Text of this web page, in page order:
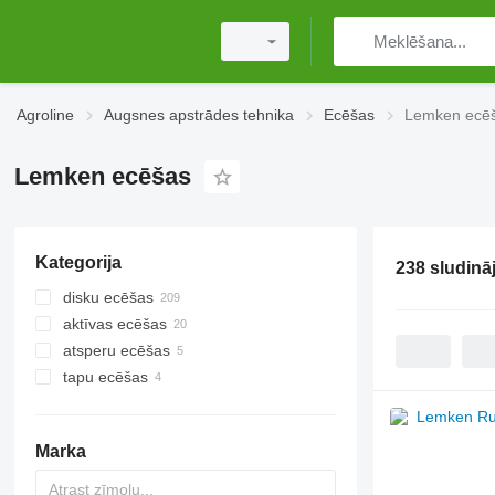
Agroline Augsnes apstrādes tehnika Ecēšas Lemken
Lemken ecēšas
Kategorija
disku ecēšas
aktīvas ecēšas
atsperu ecēšas
tapu ecēšas
Marka
238